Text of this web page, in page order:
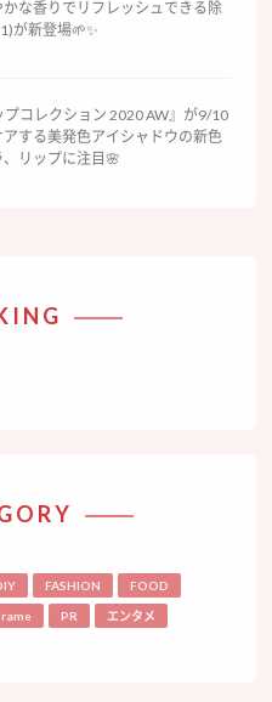
な香りでリフレッシュできる除
が新登場🌱✨
プコレクション 2020 AW』が9/10
する美発色アイシャドウの新色
リップに注目🌸
FASHION FOOD
PR エンタメ